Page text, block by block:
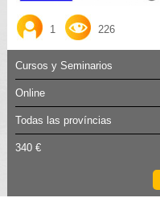
1 226
Cursos y Seminarios
Online
Todas las províncias
340 €